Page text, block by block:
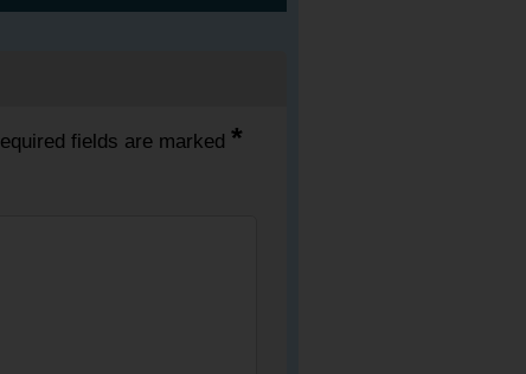
fields are marked *